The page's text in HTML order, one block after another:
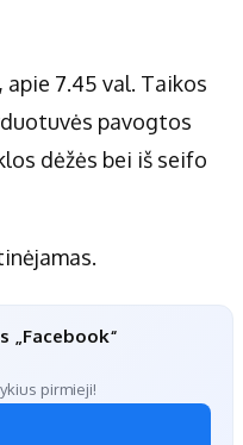
7.45 val. Taikos
pavogtos
dėžės bei iš seifo
„Facebook“
pirmieji!